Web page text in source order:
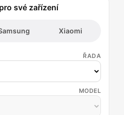
své zařízení
Xiaomi
ŘADA
MODEL